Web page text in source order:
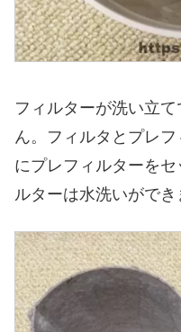
フィルターが洗い立
ん。フィルタとプレ
にプレフィルターを
ルターは水洗いができ